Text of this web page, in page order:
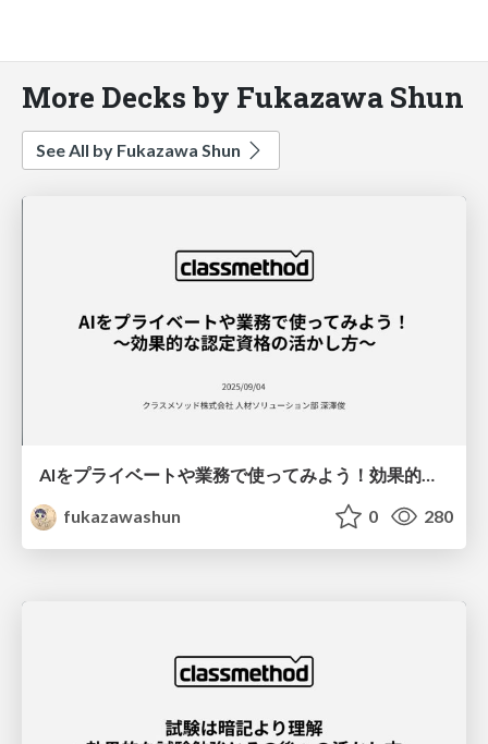
More Decks by Fukazawa Shun
See All by Fukazawa Shun
AIをプライベートや業務で使ってみよう！効果的な認定資格の活かし方
fukazawashun
0 280